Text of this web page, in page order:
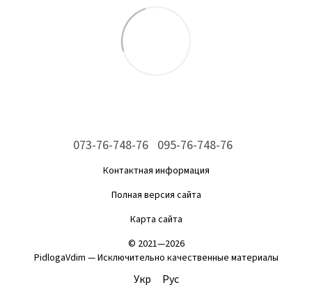
073-76-748-76 095-76-748-76
Контактная информация
Полная версия сайта
Карта сайта
© 2021—2026
PidlogaVdim — Исключительно качественные материалы
Укр Рус